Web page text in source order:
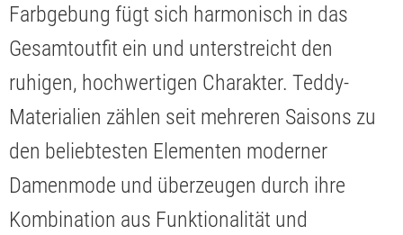
Farbgebung fügt sich harmonisch in das
Gesamtoutfit ein und unterstreicht den
ruhigen, hochwertigen Charakter. Teddy-
Materialien zählen seit mehreren Saisons zu
den beliebtesten Elementen moderner
Damenmode und überzeugen durch ihre
Kombination aus Funktionalität und